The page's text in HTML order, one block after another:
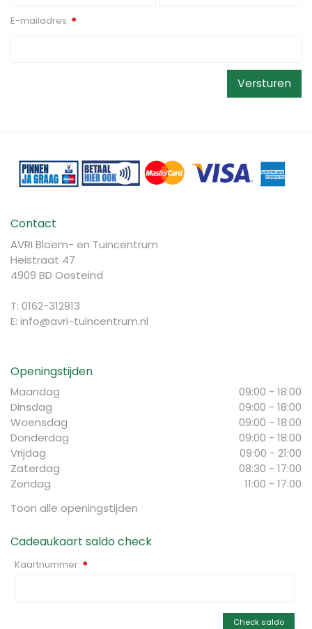
E-mailadres: *
Contact
AVRI Bloem- en Tuincentrum
Heistraat 47
4909 BD Oosteind
T: 0162-312913
E: info@avri-tuincentrum.nl
Openingstijden
Maandag
09:00 - 18:00
Dinsdag
09:00 - 18:00
Woensdag
09:00 - 18:00
Donderdag
09:00 - 18:00
Vrijdag
09:00 - 21:00
Zaterdag
08:30 - 17:00
Zondag
11:00 - 17:00
Toon alle openingstijden
Cadeaukaart saldo check
Kaartnummer: *
Check saldo